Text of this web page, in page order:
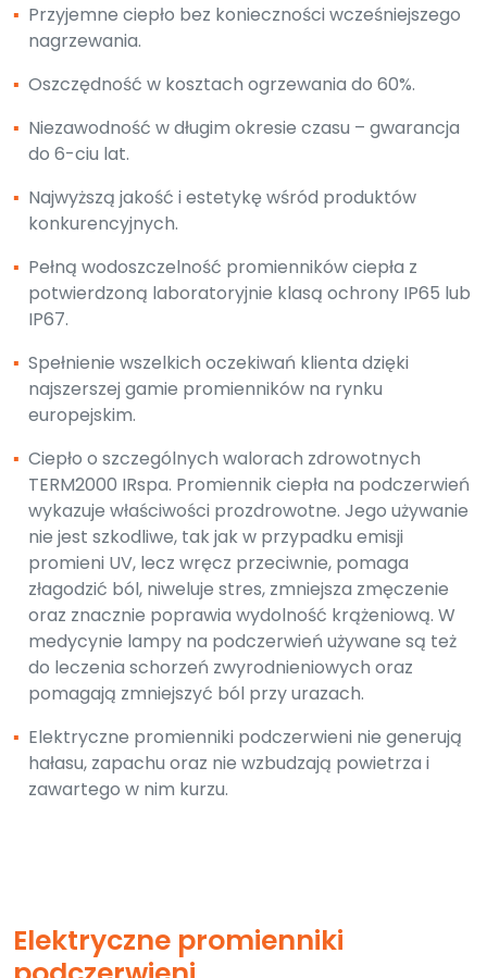
▪ Przyjemne ciepło bez konieczności wcześniejszego
nagrzewania.
▪ Oszczędność w kosztach ogrzewania do 60%.
▪ Niezawodność w długim okresie czasu – gwarancja
do 6-ciu lat.
▪ Najwyższą jakość i estetykę wśród produktów
konkurencyjnych.
▪ Pełną wodoszczelność promienników ciepła z
potwierdzoną laboratoryjnie klasą ochrony IP65 lub
IP67.
▪ Spełnienie wszelkich oczekiwań klienta dzięki
najszerszej gamie promienników na rynku
europejskim.
▪ Ciepło o szczególnych walorach zdrowotnych
TERM2000 IRspa. Promiennik ciepła na podczerwień
wykazuje właściwości prozdrowotne. Jego używanie
nie jest szkodliwe, tak jak w przypadku emisji
promieni UV, lecz wręcz przeciwnie, pomaga
złagodzić ból, niweluje stres, zmniejsza zmęczenie
oraz znacznie poprawia wydolność krążeniową. W
medycynie lampy na podczerwień używane są też
do leczenia schorzeń zwyrodnieniowych oraz
pomagają zmniejszyć ból przy urazach.
▪ Elektryczne promienniki podczerwieni nie generują
hałasu, zapachu oraz nie wzbudzają powietrza i
zawartego w nim kurzu.
Elektryczne promienniki